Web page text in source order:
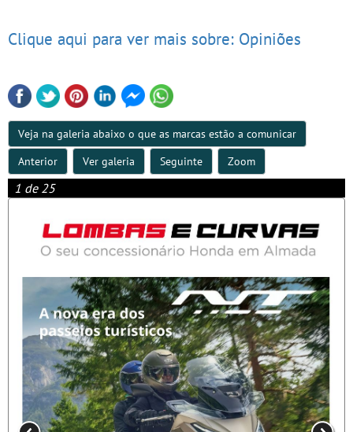
Clique aqui para ver mais sobre: Opiniões
Veja na galeria abaixo o que as marcas estão a comunicar
Anterior
Ver galeria Seguinte Zoom
1 de 25